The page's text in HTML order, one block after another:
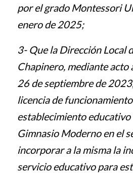
por el grado Montessori
enero de 2025;
3- Que la Dirección Local
Chapinero, mediante
26 de septiembre de
licencia de
establecimiento
Gimnasio Moderno en el
incorporar a la misma la
servicio educativo para